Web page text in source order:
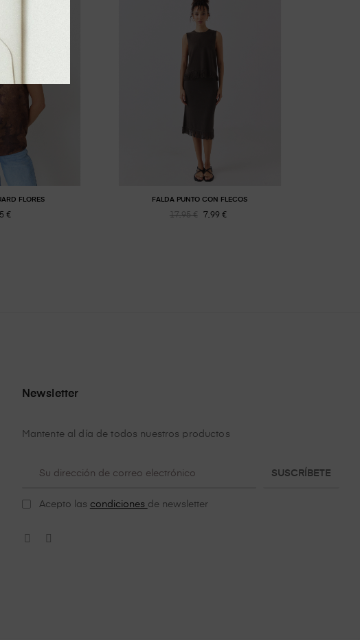
FLORES
€
FALDA PUNTO CON FLECOS
17,95 € 7,99 €
Newsletter
Mantente al día de todos nuestros productos
SUSCRÍBETE
Acepto las condiciones de newsletter